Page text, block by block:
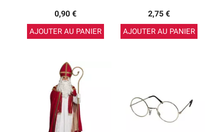
0,90 €
AJOUTER AU PANIER
2,75 €
AJOUTER AU PANIER